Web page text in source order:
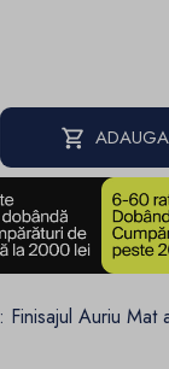
: Finisajul Auriu Mat